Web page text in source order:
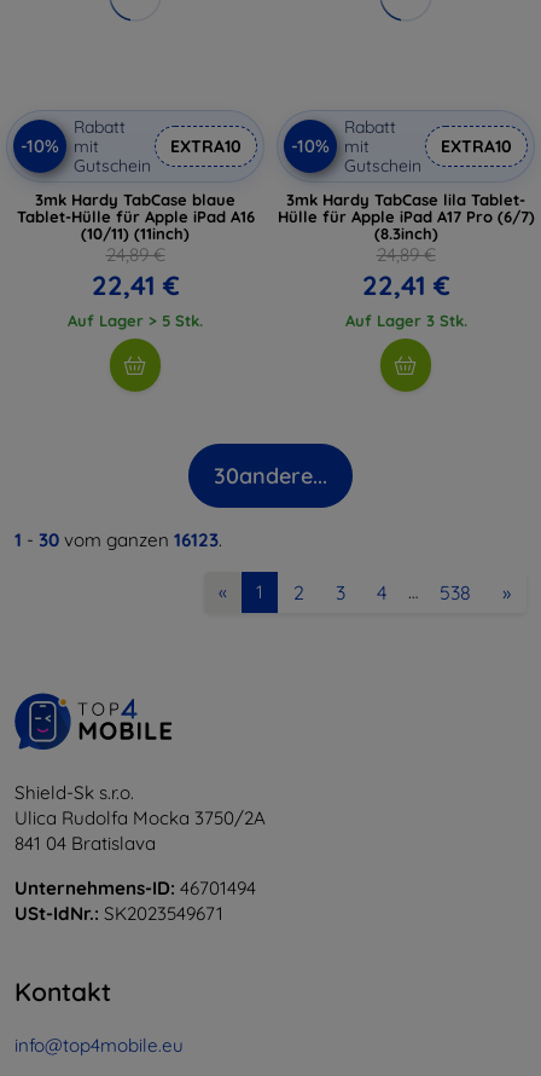
-10%
Rabatt
mit
Gutschein
EXTRA10
3mk Hardy TabCase blaue
Tablet-Hülle für Apple iPad A16
(10/11) (11inch)
24,89 €
22,41 €
Auf Lager > 5 Stk.
-10%
Rabatt
mit
Gutschein
EXTRA10
3mk Hardy TabCase lila Tablet-
Hülle für Apple iPad A17 Pro (6/7)
(8.3inch)
24,89 €
22,41 €
Auf Lager 3 Stk.
30andere...
1 - 30 vom ganzen 16123.
« 1 2 3 4 … 538 »
Shield-Sk s.r.o.
Ulica Rudolfa Mocka 3750/2A
841 04 Bratislava
Unternehmens-ID: 46701494
USt-IdNr.: SK2023549671
Kontakt
info@top4mobile.eu